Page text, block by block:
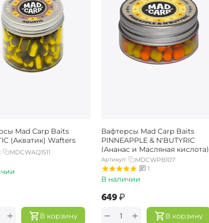
Mad Carp Baits
(Акватик) Wafters
MDCWAQ1511
В корзину
+
Вафтерсы Mad Carp Baits
PINNEAPPLE & N'BUTYRIC
(Ананас и Масляная кислота)
Wafters
Артикул:
MDCWPB107
1
В наличии
‍649‍₽
В корзину
+
−